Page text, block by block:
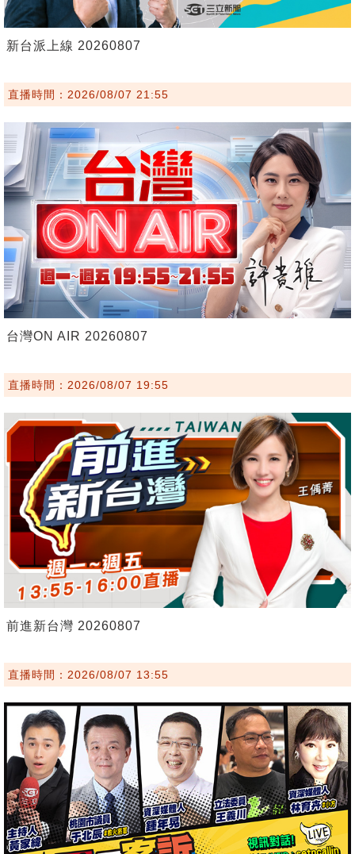
新台派上線 20260807
直播時間：2026/08/07 21:55
台灣ON AIR 20260807
直播時間：2026/08/07 19:55
前進新台灣 20260807
直播時間：2026/08/07 13:55